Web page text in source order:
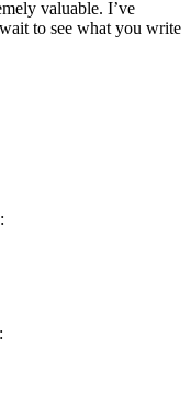
valuable. I’ve
to see what you write